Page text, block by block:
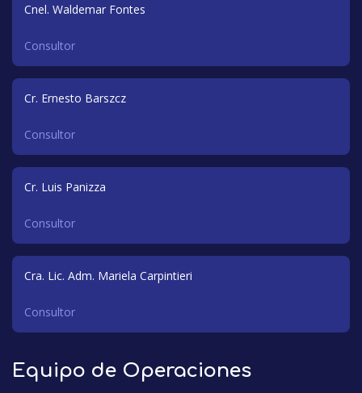
Cnel. Waldemar Fontes
Consultor
Cr. Ernesto Barszcz
Consultor
Cr. Luis Panizza
Consultor
Cra. Lic. Adm. Mariela Carpintieri
Consultor
Equipo de Operaciones